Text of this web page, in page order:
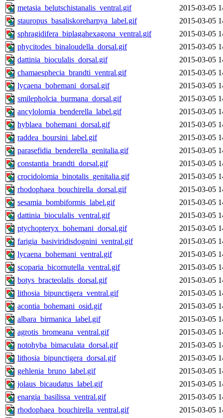
metasia_belutschistanalis_ventral.gif
2015-03-05
stauropus_basaliskoreharpya_label.gif
2015-03-05
sphragidifera_biplagahexagona_ventral.gif
2015-03-05
phycitodes_binaloudella_dorsal.gif
2015-03-05
dattinia_bioculalis_dorsal.gif
2015-03-05
chamaesphecia_brandti_ventral.gif
2015-03-05
lycaena_bohemani_dorsal.gif
2015-03-05
smilepholcia_burmana_dorsal.gif
2015-03-05
ancylolomia_benderella_label.gif
2015-03-05
hyblaea_bohemani_dorsal.gif
2015-03-05
raddea_boursini_label.gif
2015-03-05
parasefidia_benderella_genitalia.gif
2015-03-05
constantia_brandti_dorsal.gif
2015-03-05
crocidolomia_binotalis_genitalia.gif
2015-03-05
rhodophaea_bouchirella_dorsal.gif
2015-03-05
sesamia_bombiformis_label.gif
2015-03-05
dattinia_bioculalis_ventral.gif
2015-03-05
ptychopteryx_bohemani_dorsal.gif
2015-03-05
farigia_basiviridisdognini_ventral.gif
2015-03-05
lycaena_bohemani_ventral.gif
2015-03-05
scoparia_bicornutella_ventral.gif
2015-03-05
botys_bracteolalis_dorsal.gif
2015-03-05
lithosia_bipunctigera_ventral.gif
2015-03-05
acontia_bohemani_osid.gif
2015-03-05
albara_birmanica_label.gif
2015-03-05
agrotis_bromeana_ventral.gif
2015-03-05
notohyba_bimaculata_dorsal.gif
2015-03-05
lithosia_bipunctigera_dorsal.gif
2015-03-05
gehlenia_bruno_label.gif
2015-03-05
jolaus_bicaudatus_label.gif
2015-03-05
enargia_basilissa_ventral.gif
2015-03-05
rhodophaea_bouchirella_ventral.gif
2015-03-05